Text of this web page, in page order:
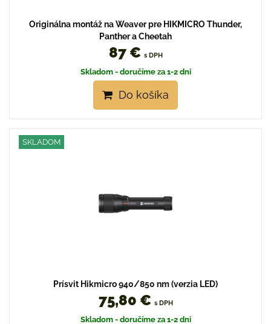
Originálna montáž na Weaver pre HIKMICRO Thunder,
Panther a Cheetah
87 € s DPH
Skladom - doručíme za 1-2 dni
Do košíka
SKLADOM
Prísvit Hikmicro 940/850 nm (verzia LED)
75,80 € s DPH
Skladom - doručíme za 1-2 dni